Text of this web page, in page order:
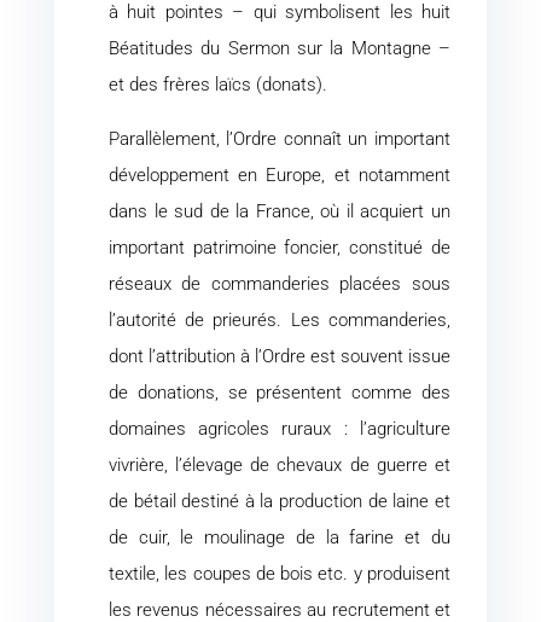
à huit pointes – qui symbolisent les huit
Béatitudes du Sermon sur la Montagne –
et des frères laïcs (donats).
Parallèlement, l’Ordre connaît un important
développement en Europe, et notamment
dans le sud de la France, où il acquiert un
important patrimoine foncier, constitué de
réseaux de commanderies placées sous
l’autorité de prieurés. Les commanderies,
dont l’attribution à l’Ordre est souvent issue
de donations, se présentent comme des
domaines agricoles ruraux : l’agriculture
vivrière, l’élevage de chevaux de guerre et
de bétail destiné à la production de laine et
de cuir, le moulinage de la farine et du
textile, les coupes de bois etc. y produisent
les revenus nécessaires au recrutement et